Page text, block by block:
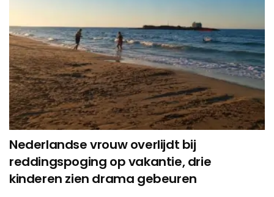
Nederlandse vrouw overlijdt bij
reddingspoging op vakantie, drie
kinderen zien drama gebeuren